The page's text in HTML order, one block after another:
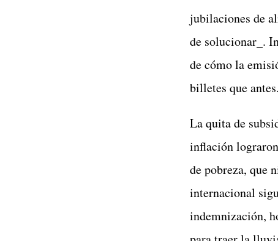
jubilaciones de
de solucionar_.
de cómo la
billetes que antes.
La quita de
inflación
de pobreza, que
internacional
indemnización,